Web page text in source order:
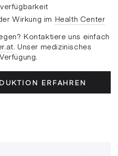
Wirkung im Health Center
Kontaktiere uns einfach
. Unser medizinisches
ERFAHREN